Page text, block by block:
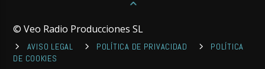
© Veo Radio Producciones SL
AVISO LEGAL POLÍTICA DE PRIVACIDAD
POLÍTICA
DE COOKIES